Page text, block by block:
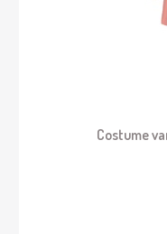
Costume